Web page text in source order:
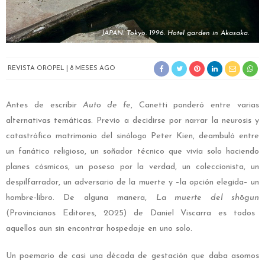
JAPAN. Tokyo. 1996. Hotel garden in Akasaka.
REVISTA OROPEL 8 MESES AGO
Antes de escribirAuto de fe, Canetti ponderó entre varias
alternativas temáticas. Previo a decidirse por narrar la neurosis y
catastrófico matrimonio del sinólogo Peter Kien, deambuló entre
un fanático religioso, un soñador técnico que vivía solo haciendo
planes cósmicos, un poseso por la verdad, un coleccionista, un
despilfarrador, un adversario de la muerte y –la opción elegida– un
hombre-libro. De alguna manera, La muerte del shōgun
(Provincianos Editores, 2025) de Daniel Viscarra es todos
aquellos aun sin encontrar hospedaje en uno solo.
Un poemario de casi una década de gestación que daba asomos